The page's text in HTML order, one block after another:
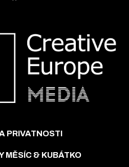
PRIVATNOSTI
MĚSÍC & KUBÁTKO